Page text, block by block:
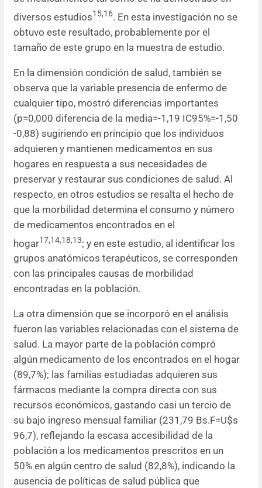
diversos estudios15,16. En esta investigación no se
obtuvo este resultado, probablemente por el
tamaño de este grupo en la muestra de estudio.
En la dimensión condición de salud, también se
observa que la variable presencia de enfermo de
cualquier tipo, mostró diferencias importantes
(p=0,000 diferencia de la media=-1,19 IC95%=-1,50
-0,88) sugiriendo en principio que los individuos
adquieren y mantienen medicamentos en sus
hogares en respuesta a sus necesidades de
preservar y restaurar sus condiciones de salud. Al
respecto, en otros estudios se resalta el hecho de
que la morbilidad determina el consumo y número
de medicamentos encontrados en el
hogar17,14,18,13; y en este estudio, al identificar los
grupos anatómicos terapéuticos, se corresponden
con las principales causas de morbilidad
encontradas en la población.
La otra dimensión que se incorporó en el análisis
fueron las variables relacionadas con el sistema de
salud. La mayor parte de la población compró
algún medicamento de los encontrados en el hogar
(89,7%); las familias estudiadas adquieren sus
fármacos mediante la compra directa con sus
recursos económicos, gastando casi un tercio de
su bajo ingreso mensual familiar (231,79 Bs.F=U$s
96,7), reflejando la escasa accesibilidad de la
población a los medicamentos prescritos en un
50% en algún centro de salud (82,8%), indicando la
ausencia de políticas de salud pública que